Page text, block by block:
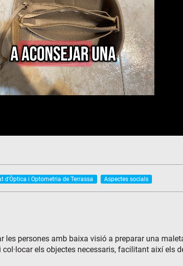
d'Òptica i Optometria de Terrassa Aspectes socials
persones amb baixa visió a preparar una
els objectes necessaris, facilitant així els